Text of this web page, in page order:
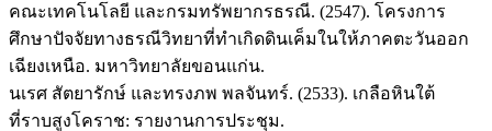
คณะเทคโนโลยี และกรมทรัพยากรธรณี. (2547). โครงการ
ศึกษาปัจจัยทางธรณีวิทยาที่ทำเกิดดินเค็มในให้ภาคตะวันออก
เฉียงเหนือ. มหาวิทยาลัยขอนแก่น.
นเรศ สัตยารักษ์ และทรงภพ พลจันทร์. (2533). เกลือหินใต้
ที่ราบสูงโคราช: รายงานการประชุม.